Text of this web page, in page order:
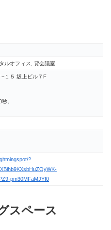
ルオフィス, 貸会議室
１５ 坂上ビル７F
。
?
pm30MFaMJYI0
スペース